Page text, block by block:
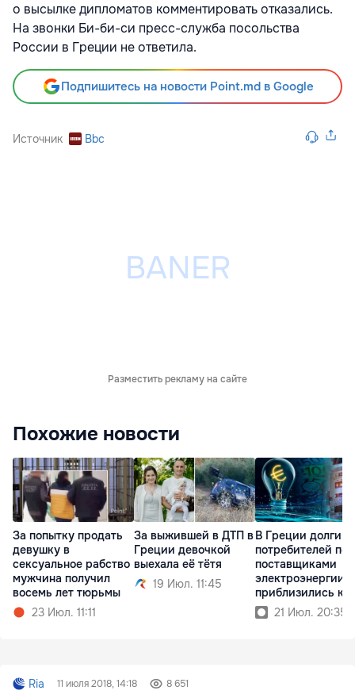
о высылке дипломатов комментировать отказались.
На звонки Би-би-си пресс-служба посольства
России в Греции не ответила.
Подпишитесь на новости Point.md в Google
Источник Bbc
Разместить рекламу на сайте
Похожие новости
За попытку продать
девушку в
сексуальное рабство
мужчина получил
восемь лет тюрьмы
23 Июл. 11:11
За выжившей в ДТП в
Греции девочкой
выехала её тётя
19 Июл. 11:45
В Греции долги
потребителей
поставщиками
электроэнергии
приблизились к
млрд21 Июл. 20:35
Ria 11 июля 2018, 14:18 8 651